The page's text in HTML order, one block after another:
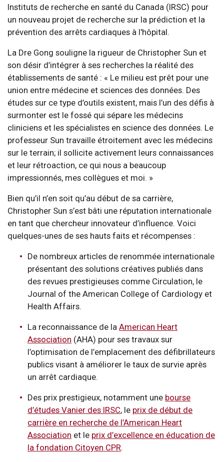
Instituts de recherche en santé du Canada (IRSC) pour
un nouveau projet de recherche sur la prédiction et la
prévention des arrêts cardiaques à l'hôpital.
La Dre Gong souligne la rigueur de Christopher Sun et
son désir d’intégrer à ses recherches la réalité des
établissements de santé : « Le milieu est prêt pour une
union entre médecine et sciences des données. Des
études sur ce type d’outils existent, mais l’un des défis à
surmonter est le fossé qui sépare les médecins
cliniciens et les spécialistes en science des données. Le
professeur Sun travaille étroitement avec les médecins
sur le terrain; il sollicite activement leurs connaissances
et leur rétroaction, ce qui nous a beaucoup
impressionnés, mes collègues et moi. »
Bien qu’il n’en soit qu’au début de sa carrière,
Christopher Sun s’est bâti une réputation internationale
en tant que chercheur innovateur d’influence. Voici
quelques-unes de ses hauts faits et récompenses :
De nombreux articles de renommée internationale
présentant des solutions créatives publiés dans
des revues prestigieuses comme Circulation, le
Journal of the American College of Cardiology et
Health Affairs.
La reconnaissance de la American Heart
Association (AHA) pour ses travaux sur
l’optimisation de l’emplacement des défibrillateurs
publics visant à améliorer le taux de survie après
un arrêt cardiaque.
Des prix prestigieux, notamment une bourse
d’études Vanier des IRSC, le prix de début de
carrière en recherche de l’American Heart
Association et le prix d’excellence en éducation de
la fondation Citoyen CPR.